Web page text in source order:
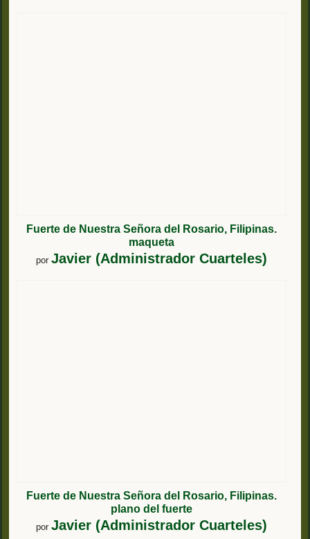
Fuerte de Nuestra Señora del Rosario, Filipinas.
maqueta
por Javier (Administrador Cuarteles)
Fuerte de Nuestra Señora del Rosario, Filipinas.
plano del fuerte
por Javier (Administrador Cuarteles)